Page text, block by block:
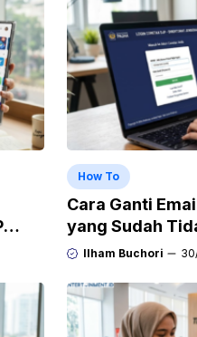
How To
Cara Ganti
yang Sudah
Ilham Buchori